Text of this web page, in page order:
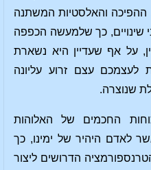
ההפיכה והאלסטיות המשתנה
שינויים, כך שלמעשה הכפפה
על אף שעדיין היא נשארת
לעצמכם עצם זרוע עליונה
שנוצרה.
החכמים של האלוהות
לאדם היהיר של ימינו, כך
הדרושים ליצור